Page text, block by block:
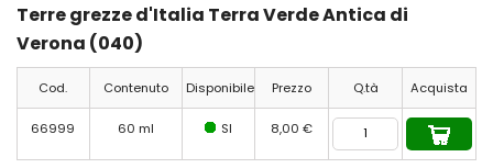
Terre grezze d'Italia Terra Verde Antica di
Verona (040)
Cod. Contenuto Disponibile Prezzo Q.tà Acquista
66999 60 ml SI 8,00 €